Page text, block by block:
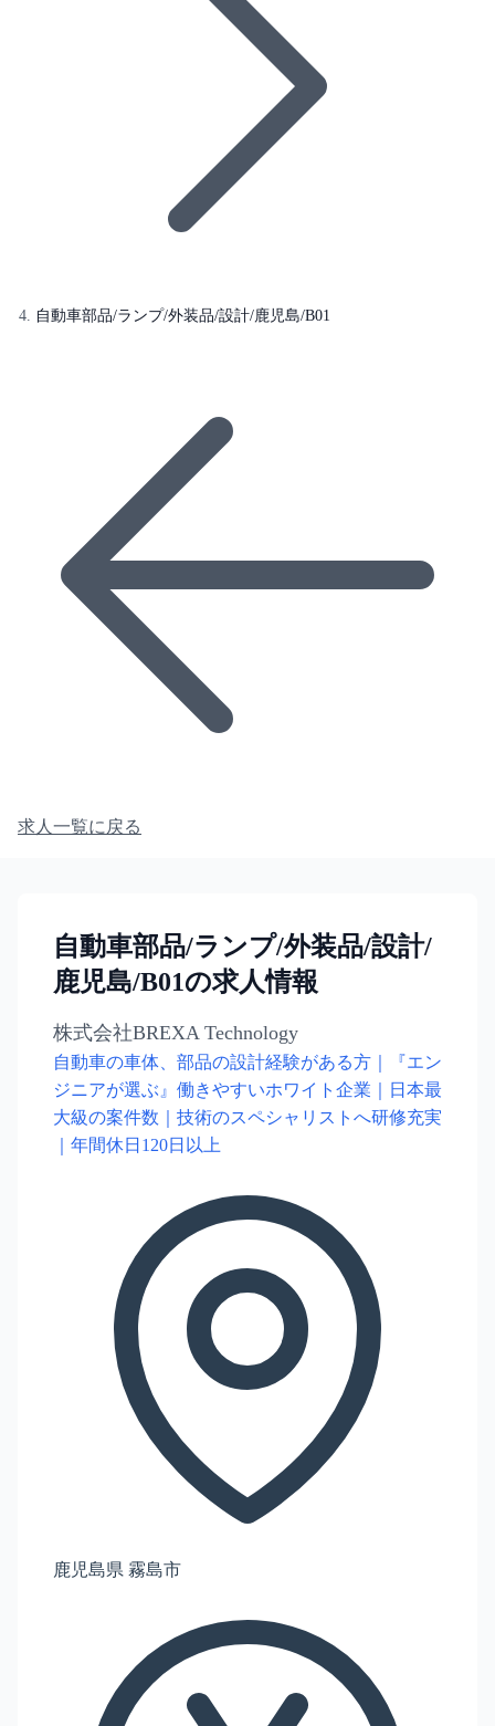
自動車部品/ランプ/外装品/設計/鹿児島/B01
求人一覧に戻る
自動車部品/ランプ/外装品/設計/
鹿児島/B01の求人情報
株式会社BREXA Technology
自動車の車体、部品の設計経験がある方｜『エン
ジニアが選ぶ』働きやすいホワイト企業｜日本最
大級の案件数｜技術のスペシャリストへ研修充実
｜年間休日120日以上
鹿児島県 霧島市